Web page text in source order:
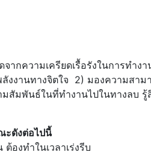
ากความเครียดเรื้อรังในการทำง
งงานทางจิตใจ 2) มองความสาม
สัมพันธ์ในที่ทำงานไปในทางลบ รู้
ะดังต่อไปนี้
ทำในเวลาเร่งรีบ